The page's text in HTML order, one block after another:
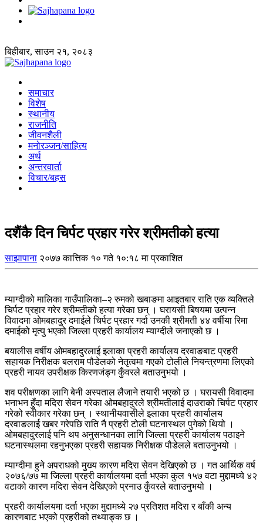
बिहीबार, साउन २१, २०८३
समाचार
विशेष
स्थानीय
राजनीति
जीवनशैली
मनोरञ्जन/साहित्य
अर्थ
अन्तरवार्ता
विचार/बहस
दशैंकै दिन चिर्पट प्रहार गरेर श्रीमतीको हत्या
साझापाना २०७७ कात्तिक १० गते १०:१८ मा प्रकाशित
म्याग्दीको मालिका गाउँपालिका–२ रुमको खबाङमा आइतबार राति एक व्यक्तिले
चिर्पट प्रहार गरेर श्रीमतीको हत्या गरेका छन् । घरायसी बिषयमा उत्पन्न
विवादमा ओमबहादुर दमाईले चिर्पट प्रहार गर्दा उनकी श्रीमती ४४ वर्षीया रिमा
दमाईको मृत्यु भएको जिल्ला प्रहरी कार्यालय म्याग्दीले जनाएको छ ।
बयालीस वर्षीय ओमबहादुरलाई इलाका प्रहरी कार्यालय दरवाङबाट प्रहरी
सहायक निरीक्षक बलराम पौडेलको नेतृत्वमा गएको टोलीले नियन्त्रणमा लिएको
प्रहरी नायव उपरीक्षक किरणजंङ्ग कुँवरले बताउनुभयो ।
शव परीक्षणका लागि बेनी अस्पताल लैजाने तयारी भएको छ । घरायसी विवादमा
भनाभन हुँदा मदिरा सेवन गरेका ओमबहादुरले श्रीमतीलाई दाउराको चिर्पट प्रहार
गरेको स्वीकार गरेका छन् । स्थानीयवासीले इलाका प्रहरी कार्यालय
दरवाङलाई खबर गरेपछि राति नै प्रहरी टोली घटनास्थल पुगेको थियो ।
ओमबहादुरलाई पनि थप अनुसन्धानका लागि जिल्ला प्रहरी कार्यालय पठाइने
घटनास्थलमा रहनुभएका प्रहरी सहायक निरीक्षक पौडेलले बताउनुभयो ।
म्याग्दीमा हुने अपराधको मुख्य कारण मदिरा सेवन देखिएको छ । गत आर्थिक वर्ष
२०७६/७७ मा जिल्ला प्रहरी कार्यालयमा दर्ता भएका कुल १५७ वटा मुद्दामध्ये ४२
वटाको कारण मदिरा सेवन देखिएको प्रनाउ कुँवरले बताउनुभयो ।
प्रहरी कार्यालयमा दर्ता भएका मुद्दामध्ये २७ प्रतिशत मदिरा र बाँकी अन्य
कारणबाट भएको प्रहरीको तथ्याङ्क छ ।